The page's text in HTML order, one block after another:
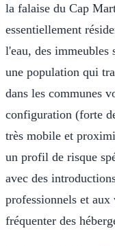
la falaise du Cap
essentiellement
l'eau, des immeubles
une population qui
dans les communes
configuration (forte
très mobile et
un profil de risque
avec des
professionnels et aux
fréquenter des